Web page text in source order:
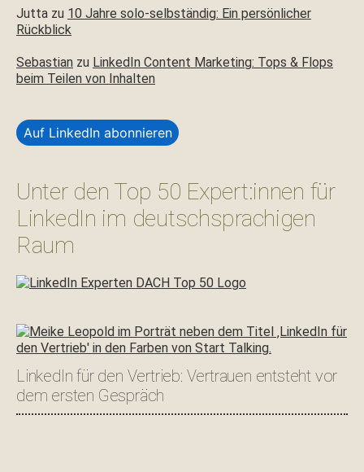
Jutta zu 10 Jahre solo-selbständig: Ein persönlicher
Rückblick
Sebastian zu LinkedIn Content Marketing: Tops & Flops
beim Teilen von Inhalten
Auf LinkedIn abonnieren
Unter den Top 50 Expert:innen für
LinkedIn im deutschsprachigen
Raum
LinkedIn für den Vertrieb: Vertrauen entsteht vor
dem ersten Gespräch